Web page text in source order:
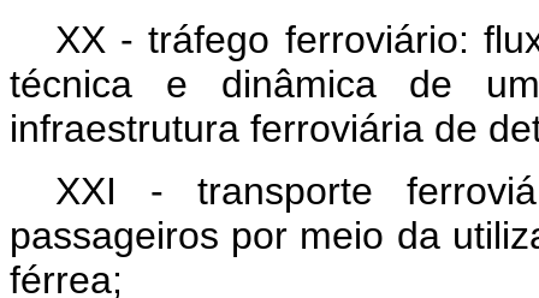
XX - tráfego ferroviário:
técnica e dinâmica de
infraestrutura ferroviária de
XXI - transporte
passageiros por meio da
férrea;